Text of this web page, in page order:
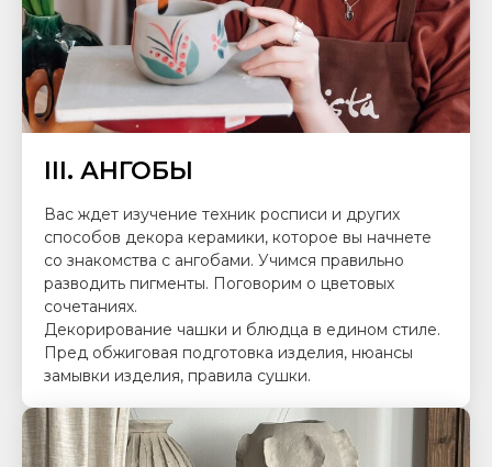
III. АНГОБЫ
Вас ждет изучение техник росписи и других
способов декора керамики, которое вы начнете
со знакомства с ангобами. Учимся правильно
разводить пигменты. Поговорим о цветовых
сочетаниях.
Декорирование чашки и блюдца в едином стиле.
Пред обжиговая подготовка изделия, нюансы
замывки изделия, правила сушки.